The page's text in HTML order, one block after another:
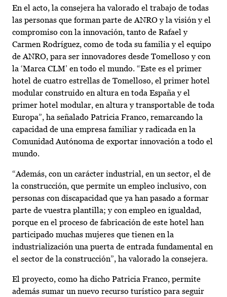
En el acto, la consejera ha valorado el trabajo de todas
las personas que forman parte de ANRO y la visión y el
compromiso con la innovación, tanto de Rafael y
Carmen Rodríguez, como de toda su familia y el equipo
de ANRO, para ser innovadores desde Tomelloso y con
la ‘Marca CLM’ en todo el mundo. “Este es el primer
hotel de cuatro estrellas de Tomelloso, el primer hotel
modular construido en altura en toda España y el
primer hotel modular, en altura y transportable de toda
Europa”, ha señalado Patricia Franco, remarcando la
capacidad de una empresa familiar y radicada en la
Comunidad Autónoma de exportar innovación a todo el
mundo.
“Además, con un carácter industrial, en un sector, el de
la construcción, que permite un empleo inclusivo, con
personas con discapacidad que ya han pasado a formar
parte de vuestra plantilla; y con empleo en igualdad,
porque en el proceso de fabricación de este hotel han
participado muchas mujeres que tienen en la
industrialización una puerta de entrada fundamental en
el sector de la construcción”, ha valorado la consejera.
El proyecto, como ha dicho Patricia Franco, permite
además sumar un nuevo recurso turístico para seguir